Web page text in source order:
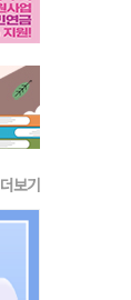
더보기